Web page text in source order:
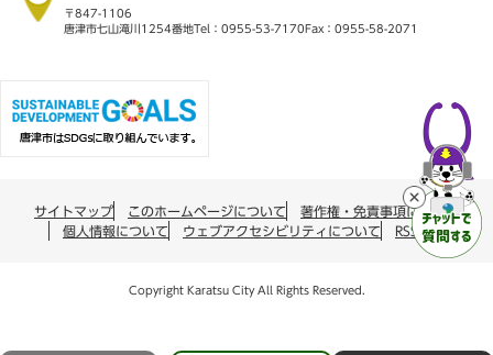
〒847-1106
唐津市七山滝川1254番地Tel：0955-53-7170 Fax：0955-58-2071
サイトマップ このホームページについて
著作権・免責事項について
個人情報について
ウェブアクセシビリティについて RSS配信
Copyright Karatsu City All Rights Reserved.